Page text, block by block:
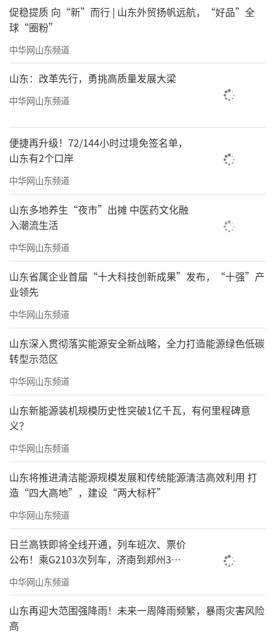
促稳提质 向“新”而行 | 山东外贸扬帆远航，“好品”全
球“圈粉”
中华网山东频道
山东：改革先行，勇挑高质量发展大梁
中华网山东频道
便捷再升级！72/144小时过境免签名单，
山东有2个口岸
中华网山东频道
山东多地养生“夜市”出摊 中医药文化融
入潮流生活
中华网山东频道
山东省属企业首届“十大科技创新成果”发布，“十强”产
业领先
中华网山东频道
山东深入贯彻落实能源安全新战略，全力打造能源绿色低碳
转型示范区
中华网山东频道
山东新能源装机规模历史性突破1亿千瓦，有何里程碑意
义？
中华网山东频道
山东将推进清洁能源规模发展和传统能源清洁高效利用 打
造“四大高地”，建设“两大标杆”
中华网山东频道
日兰高铁即将全线开通，列车班次、票价
公布！乘G2103次列车，济南到郑州3小
时到达
中华网山东频道
山东再迎大范围强降雨！未来一周降雨频繁，暴雨灾害风险
高